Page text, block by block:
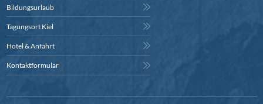
Bildungsurlaub
Tagungsort Kiel
Hotel & Anfahrt
Kontaktformular